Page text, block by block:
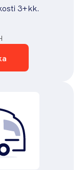
3+kk.